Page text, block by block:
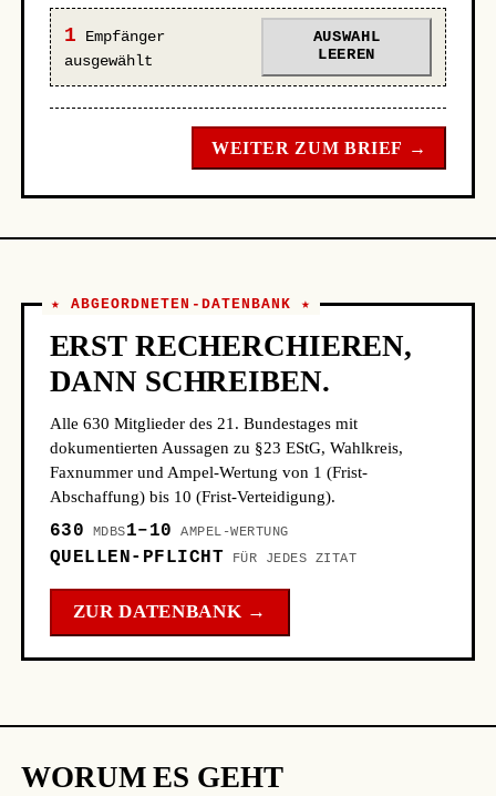
1 Empfänger
ausgewählt
AUSWAHL
LEEREN
WEITER ZUM BRIEF →
★ ABGEORDNETEN-DATENBANK ★
ERST RECHERCHIEREN,
DANN SCHREIBEN.
Alle 630 Mitglieder des 21. Bundestages mit
dokumentierten Aussagen zu §23 EStG, Wahlkreis,
Faxnummer und Ampel-Wertung von 1 (Frist-
Abschaffung) bis 10 (Frist-Verteidigung).
630 MDBS1–10 AMPEL-WERTUNG
QUELLEN-PFLICHT FÜR JEDES ZITAT
ZUR DATENBANK →
WORUM ES GEHT